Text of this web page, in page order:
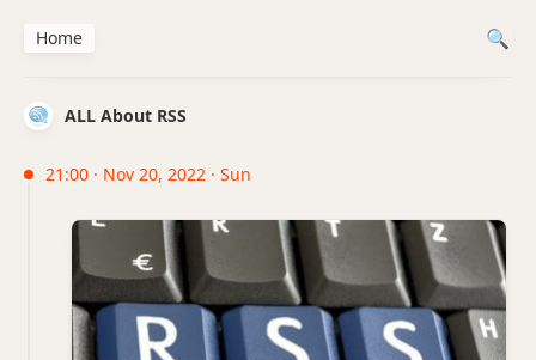
ALL About RSS
21:00 · Nov 20, 2022 · Sun
Home